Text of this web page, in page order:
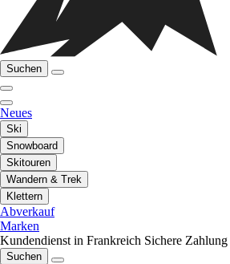
Suchen
Neues
Ski
Snowboard
Skitouren
Wandern & Trek
Klettern
Abverkauf
Marken
Kundendienst in Frankreich Sichere Zahlung
Suchen